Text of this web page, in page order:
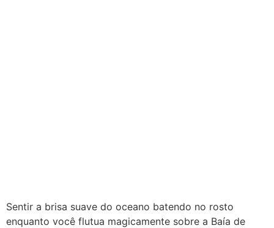
Sentir a brisa suave do oceano batendo no rosto
enquanto você flutua magicamente sobre a Baía de